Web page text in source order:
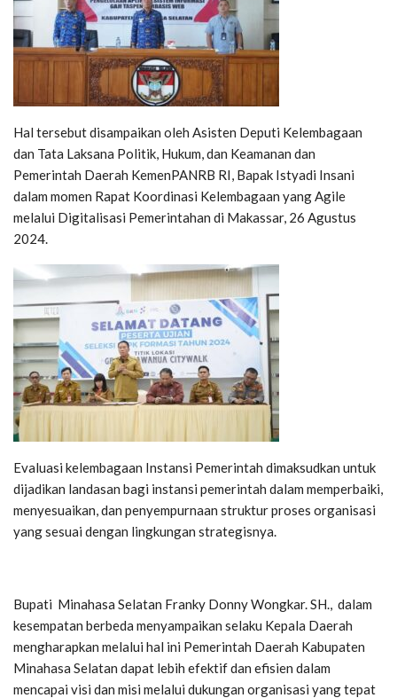
Hal tersebut disampaikan oleh Asisten Deputi Kelembagaan
dan Tata Laksana Politik, Hukum, dan Keamanan dan
Pemerintah Daerah KemenPANRB RI, Bapak Istyadi Insani
dalam momen Rapat Koordinasi Kelembagaan yang Agile
melalui Digitalisasi Pemerintahan di Makassar, 26 Agustus
2024.
Evaluasi kelembagaan Instansi Pemerintah dimaksudkan untuk
dijadikan landasan bagi instansi pemerintah dalam memperbaiki,
menyesuaikan, dan penyempurnaan struktur proses organisasi
yang sesuai dengan lingkungan strategisnya.
Bupati Minahasa Selatan Franky Donny Wongkar. SH., dalam
kesempatan berbeda menyampaikan selaku Kepala Daerah
mengharapkan melalui hal ini Pemerintah Daerah Kabupaten
Minahasa Selatan dapat lebih efektif dan efisien dalam
mencapai visi dan misi melalui dukungan organisasi yang tepat